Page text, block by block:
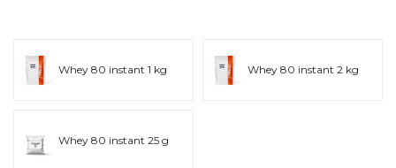
Whey 80 instant 1 kg Whey 80 instant 2 kg
Whey 80 instant 25 g